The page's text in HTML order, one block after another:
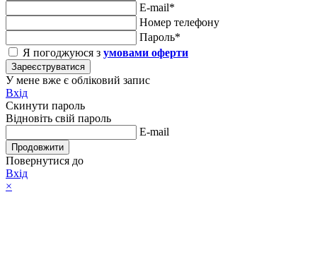
E-mail*
Номер телефону
Пароль*
Я погоджуюся з умовами оферти
Зареєструватися
У мене вже є обліковий запис
Вхід
Скинути пароль
Відновіть свій пароль
E-mail
Продовжити
Повернутися до
Вхід
×